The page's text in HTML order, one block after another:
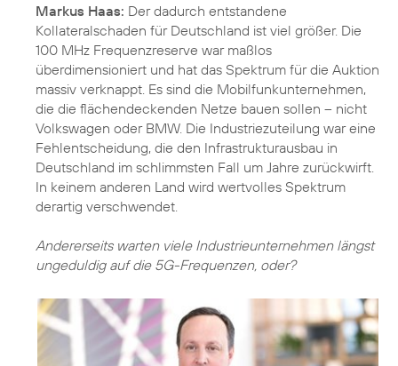
Markus Haas: Der dadurch entstandene
Kollateralschaden für Deutschland ist viel größer. Die
100 MHz Frequenzreserve war maßlos
überdimensioniert und hat das Spektrum für die Auktion
massiv verknappt. Es sind die Mobilfunkunternehmen,
die die flächendeckenden Netze bauen sollen – nicht
Volkswagen oder BMW. Die Industriezuteilung war eine
Fehlentscheidung, die den Infrastrukturausbau in
Deutschland im schlimmsten Fall um Jahre zurückwirft.
In keinem anderen Land wird wertvolles Spektrum
derartig verschwendet.
Andererseits warten viele Industrieunternehmen längst
ungeduldig auf die 5G-Frequenzen, oder?